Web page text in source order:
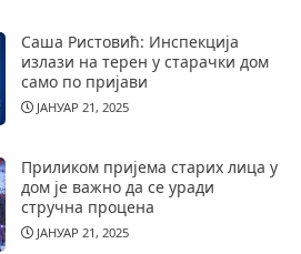
Саша Ристовић: Инспекција
излази на терен у старачки дом
само по пријави
ЈАНУАР 21, 2025
Приликом пријема старих лица у
дом је важно да се уради
стручна процена
ЈАНУАР 21, 2025